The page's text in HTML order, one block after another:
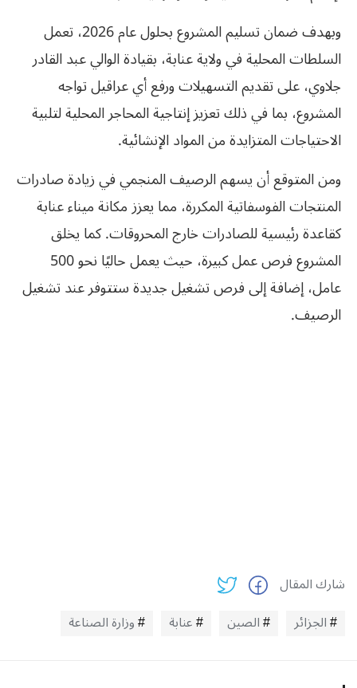
وبهدف ضمان تسليم المشروع بحلول عام 2026، تعمل
السلطات المحلية في ولاية عنابة، بقيادة الوالي عبد القادر
جلاوي، على تقديم التسهيلات ورفع أي عراقيل تواجه
المشروع، بما في ذلك تعزيز إنتاجية المحاجر المحلية لتلبية
الاحتياجات المتزايدة من المواد الإنشائية.
ومن المتوقع أن يسهم الرصيف المنجمي في زيادة صادرات
المنتجات الفوسفاتية المكررة، مما يعزز مكانة ميناء عنابة
كقاعدة رئيسية للصادرات خارج المحروقات. كما يخلق
المشروع فرص عمل كبيرة، حيث يعمل حاليًا نحو 500
عامل، إضافة إلى فرص تشغيل جديدة ستتوفر عند تشغيل
الرصيف.
شارك المقال
الجزائر
الصين عنابة وزارة الصناعة